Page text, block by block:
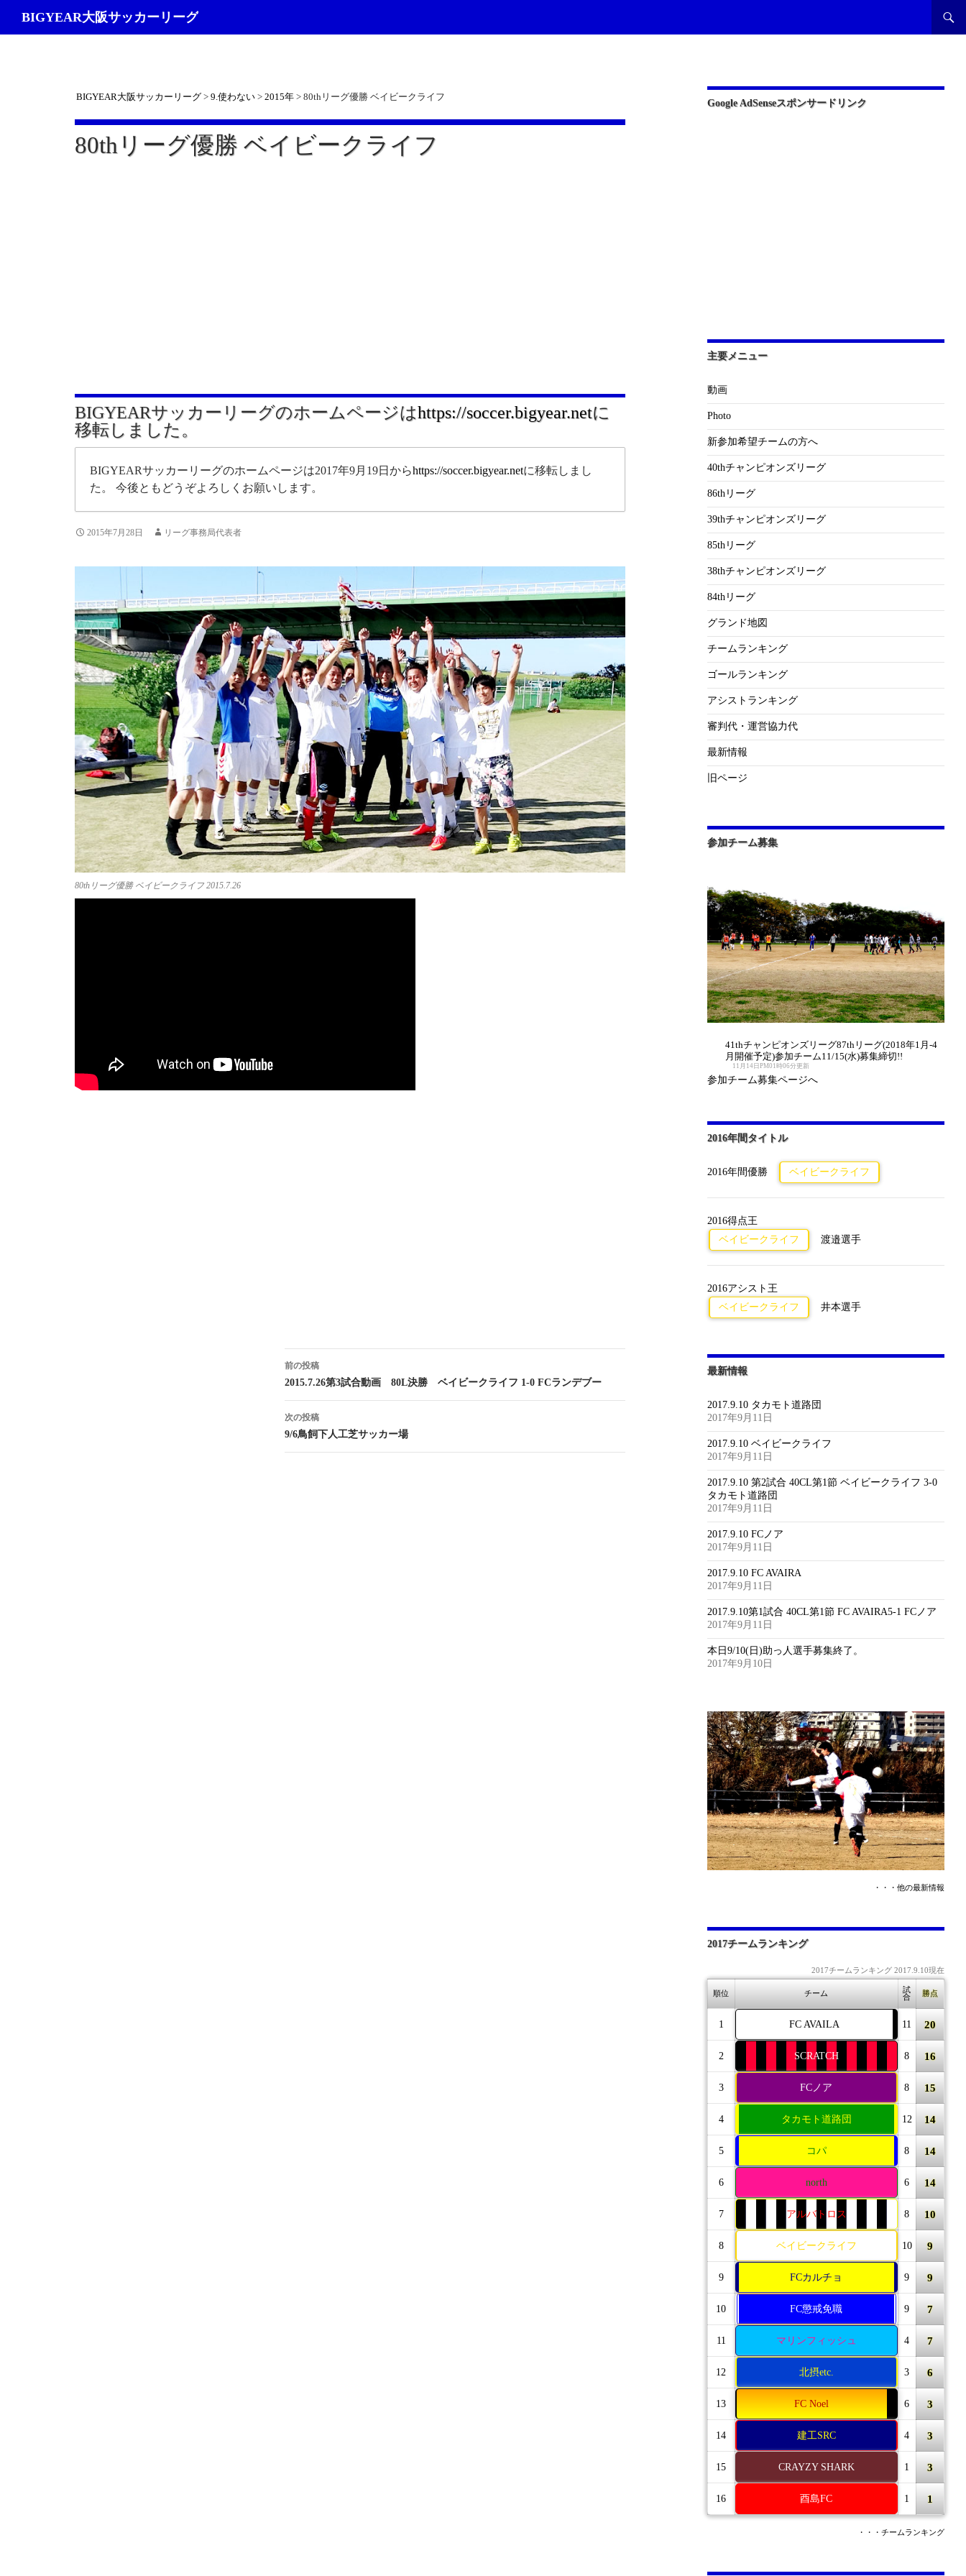
BIGYEAR大阪サッカーリーグ
BIGYEAR大阪サッカーリーグ> 9.使わない> 2015年> 80thリーグ優勝 ベイビークライフ
80thリーグ優勝 ベイビークライフ
BIGYEARサッカーリーグのホームページはhttps://soccer.bigyear.netに
移転しました。
BIGYEARサッカーリーグのホームページは2017年9月19日からhttps://soccer.bigyear.netに移転しまし
た。 今後ともどうぞよろしくお願いします。
2015年7月28日 リーグ事務局代表者
80thリーグ優勝 ベイビークライフ 2015.7.26
投
稿
ナ
ビ
前の投稿
2015.7.26第3試合動画 80L決勝 ベイビークライフ 1-0 FCランデブー
次の投稿
9/6鳥飼下人工芝サッカー場
Google AdSenseスポンサードリンク
主要メニュー
動画
Photo
新参加希望チームの方へ
40thチャンピオンズリーグ
86thリーグ
39thチャンピオンズリーグ
85thリーグ
38thチャンピオンズリーグ
84thリーグ
グランド地図
チームランキング
ゴールランキング
アシストランキング
審判代・運営協力代
最新情報
旧ページ
参加チーム募集
41thチャンピオンズリーグ87thリーグ(2018年1月-4
月開催予定)参加チーム11/15(水)募集締切!!
11月14日PM01時06分更新
参加チーム募集ページへ
2016年間タイトル
2016年間優勝 ベイビークライフ
2016得点王
ベイビークライフ
渡邉選手
2016アシスト王
ベイビークライフ
井本選手
最新情報
2017.9.10 タカモト道路団
2017年9月11日
2017.9.10 ベイビークライフ
2017年9月11日
2017.9.10 第2試合 40CL第1節 ベイビークライフ 3-0
タカモト道路団
2017年9月11日
2017.9.10 FCノア
2017年9月11日
2017.9.10 FC AVAIRA
2017年9月11日
2017.9.10第1試合 40CL第1節 FC AVAIRA5-1 FCノア
2017年9月11日
本日9/10(日)助っ人選手募集終了。
2017年9月10日
・・・他の最新情報
2017チームランキング
2017チームランキング 2017.9.10現在
順位 チーム
試
合
勝点
1 FC AVAILA 11 20
2 SCRATCH 8 16
3 FCノア 8 15
4 タカモト道路団 12 14
5 コパ 8 14
6 north 6 14
7 アルバトロス 8 10
8 ベイビークライフ 10 9
9 FCカルチョ 9 9
10 FC懲戒免職 9 7
11 マリンフィッシュ 4 7
12 北摂etc. 3 6
13 FC Noel 6 3
14 建工SRC 4 3
15 CRAYZY SHARK 1 3
16 酉島FC 1 1
・・・チームランキング